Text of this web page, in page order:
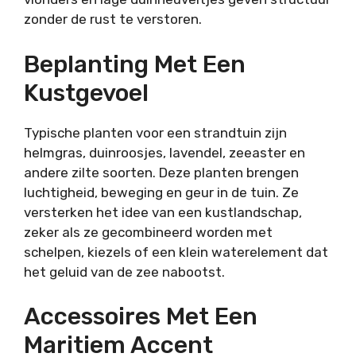
zonder de rust te verstoren.
Beplanting Met Een
Kustgevoel
Typische planten voor een strandtuin zijn
helmgras, duinroosjes, lavendel, zeeaster en
andere zilte soorten. Deze planten brengen
luchtigheid, beweging en geur in de tuin. Ze
versterken het idee van een kustlandschap,
zeker als ze gecombineerd worden met
schelpen, kiezels of een klein waterelement dat
het geluid van de zee nabootst.
Accessoires Met Een
Maritiem Accent